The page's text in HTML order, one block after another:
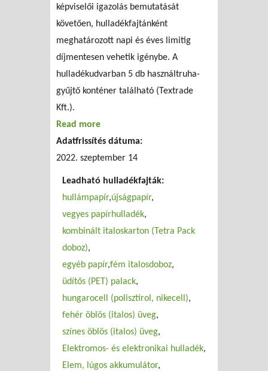
képviselői igazolás bemutatását
követően, hulladékfajtánként
meghatározott napi és éves limitig
díjmentesen vehetik igénybe. A
hulladékudvarban 5 db használtruha-
gyűjtő konténer található (Textrade
Kft.).
Read more
udvar (XVI.)
Adatfrissítés dátuma:
2022. szeptember 14
Leadható hulladékfajták:
hullámpapír újságpapír
vegyes papírhulladék
kombinált italoskarton (Tetra Pack
doboz)
egyéb papír fém italosdoboz
üdítős (PET) palack
hungarocell (polisztirol, nikecell)
fehér öblös (italos) üveg
színes öblös (italos) üveg
Elektromos- és elektronikai hulladék
Elem, lúgos akkumulátor